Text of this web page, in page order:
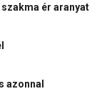
ér aranyat
azonnal